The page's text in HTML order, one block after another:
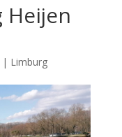
| Limburg